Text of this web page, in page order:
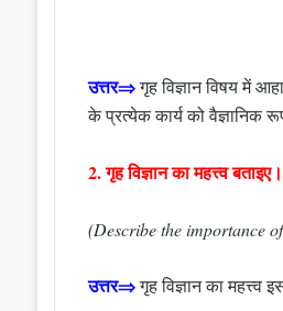
उत्तर⇒गृह विज्ञान विषय में
के प्रत्येक कार्य को
2. गृह विज्ञान का महत्त्व बताइए।
(Describe the importance
उत्तर⇒गृह विज्ञान का महत्त्व